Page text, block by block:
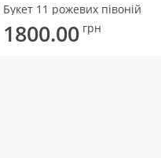
Букет 11 рожевих півоній
1800.00 грн